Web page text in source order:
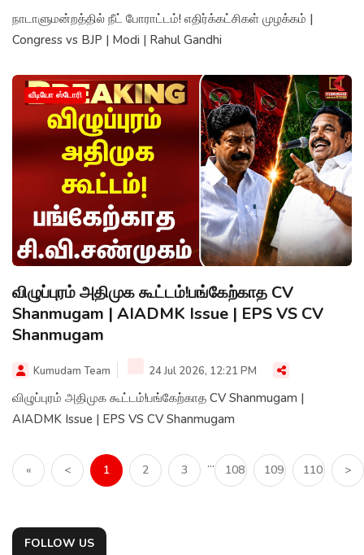
நாடாளுமன்றத்தில் நீட் போராட்டம்! எதிர்க்கட்சிகள் முழக்கம் |
Congress vs BJP | Modi | Rahul Gandhi
வீடியோ ஸ்டோரி
விழுப்புரம் அதிமுக கூட்டம்!பங்கேற்காத CV
Shanmugam | AIADMK Issue | EPS VS CV
Shanmugam
Kumudam Team 24 Jul 2026, 12:21 PM
விழுப்புரம் அதிமுக கூட்டம்!பங்கேற்காத CV Shanmugam |
AIADMK Issue | EPS VS CV Shanmugam
« < 1 2 3 ... 108 109 110 >
FOLLOW US